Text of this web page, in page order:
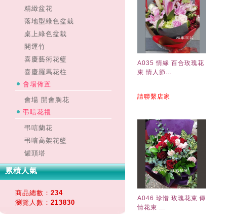
精緻盆花
落地型綠色盆栽
桌上綠色盆栽
開運竹
喜慶藝術花籃
喜慶羅馬花柱
會場佈置
會場 開會胸花
弔唁花禮
弔唁蘭花
弔唁高架花籃
罐頭塔
累積人氣
商品總數：234
瀏覽人數：213830
A035 情緣 百合玫瑰花
束 情人節...
請聯繫店家
A046 珍惜 玫瑰花束 傳
情花束 ...